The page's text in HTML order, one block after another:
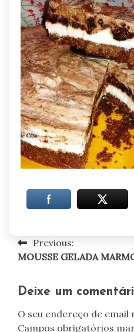
Navegação
artigos
Previous:
MOUSSE GELADA
Deixe um
O seu endereço de email
Campos obrigatórios